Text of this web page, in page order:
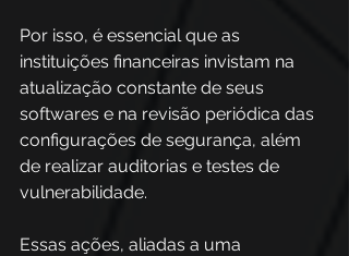
Por isso, é essencial que as
instituições financeiras invistam na
atualização constante de seus
softwares e na revisão periódica das
configurações de segurança, além
de realizar auditorias e testes de
vulnerabilidade.
Essas ações, aliadas a uma